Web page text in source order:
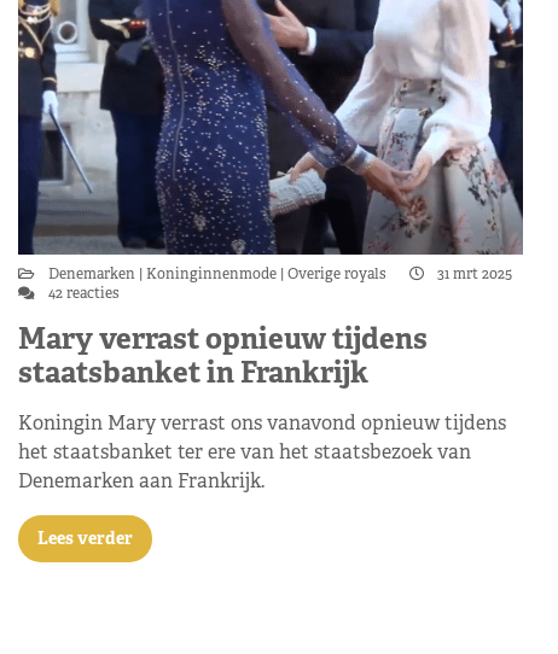
Denemarken Koninginnenmode Overige royals
31 mrt 2025
42 reacties
Mary verrast opnieuw tijdens
staatsbanket in Frankrijk
Koningin Mary verrast ons vanavond opnieuw tijdens
het staatsbanket ter ere van het staatsbezoek van
Denemarken aan Frankrijk.
Lees verder